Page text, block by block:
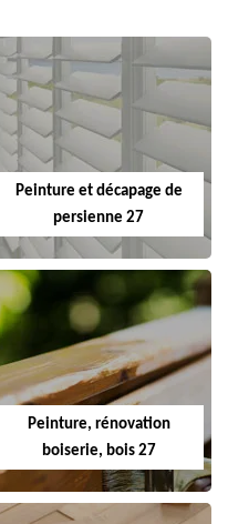
Peinture et décapage de
persienne 27
Peinture, rénovation
boiserie, bois 27